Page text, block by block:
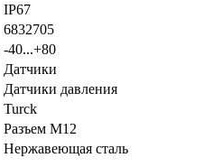
IP67
6832705
-40...+80
Датчики
Датчики давления
Turck
Разъем M12
Нержавеющая сталь